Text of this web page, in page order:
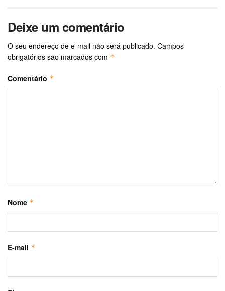
Deixe um comentário
O seu endereço de e-mail não será publicado. Campos
obrigatórios são marcados com *
Comentário *
Nome *
E-mail *